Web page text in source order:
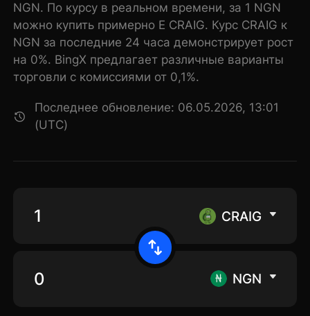
NGN. По курсу в реальном времени, за 1 NGN
можно купить примерно E CRAIG. Курс CRAIG к
NGN за последние 24 часа демонстрирует рост
на 0%. BingX предлагает различные варианты
торговли с комиссиями от 0,1%.
Последнее обновление: 06.05.2026, 13:01
(UTC)
CRAIG
NGN